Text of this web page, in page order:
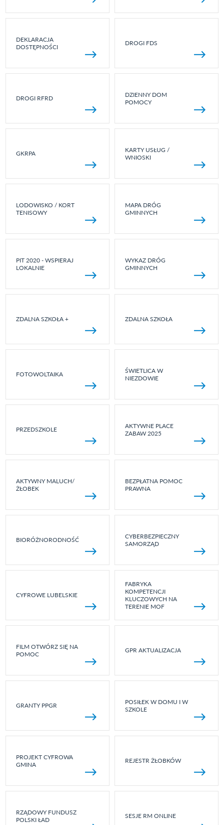
DEKLARACJA
DOSTĘPNOŚCI
DROGI FDS
DROGI RFRD
DZIENNY DOM
POMOCY
GKRPA
KARTY USŁUG /
WNIOSKI
LODOWISKO / KORT
TENISOWY
MAPA DRÓG
GMINNYCH
PIT 2020 - WSPIERAJ
LOKALNIE
WYKAZ DRÓG
GMINNYCH
ZDALNA SZKOŁA + ZDALNA SZKOŁA
FOTOWOLTAIKA
ŚWIETLICA W
NIEZDOWIE
PRZEDSZKOLE
AKTYWNE PLACE
ZABAW 2025
AKTYWNY MALUCH/
ŻŁOBEK
BEZPŁATNA POMOC
PRAWNA
BIORÓŻNORODNOŚĆ
CYBERBEZPIECZNY
SAMORZĄD
CYFROWE LUBELSKIE
FABRYKA
KOMPETENCJI
KLUCZOWYCH NA
TERENIE MOF
FILM OTWÓRZ SIĘ NA
POMOC
GPR AKTUALIZACJA
GRANTY PPGR
POSIŁEK W DOMU I W
SZKOLE
PROJEKT CYFROWA
GMINA
REJESTR ŻŁOBKÓW
RZĄDOWY FUNDUSZ
POLSKI ŁAD
SESJE RM ONLINE